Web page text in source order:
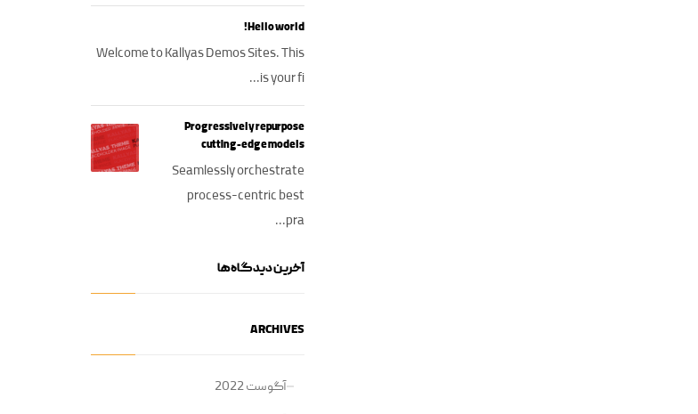
Hello world!
Welcome to Kallyas Demos Sites. This
is your fi...
Progressively repurpose
cutting-edge models
Seamlessly orchestrate
process-centric best
pra...
آخرین دیدگاه‌ها
ARCHIVES
آگوست 2022